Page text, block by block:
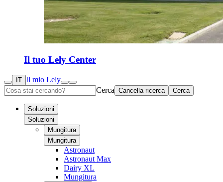
Il tuo Lely Center
IT Il mio Lely
Cerca Cancella ricerca Cerca
Soluzioni
Soluzioni
Mungitura
Mungitura
Astronaut
Astronaut Max
Dairy XL
Mungitura